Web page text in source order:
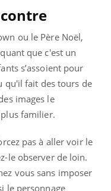
ou le Père Noël,
que c'est un
s’assoient pour
qu'il fait des tours de
images le
familier.
pas à aller voir le
le observer de loin.
vous sans imposer
le personnage